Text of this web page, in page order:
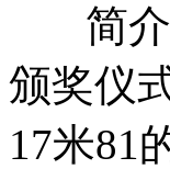
简
颁奖仪
17米81